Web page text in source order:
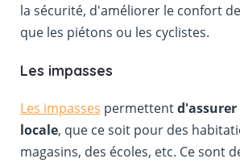
la sécurité, d'améliorer le confort
que les piétons ou les cyclistes.
Les impasses
Les impasses permettentd'assurer
locale, que ce soit pour des
magasins, des écoles, etc. Ce sont